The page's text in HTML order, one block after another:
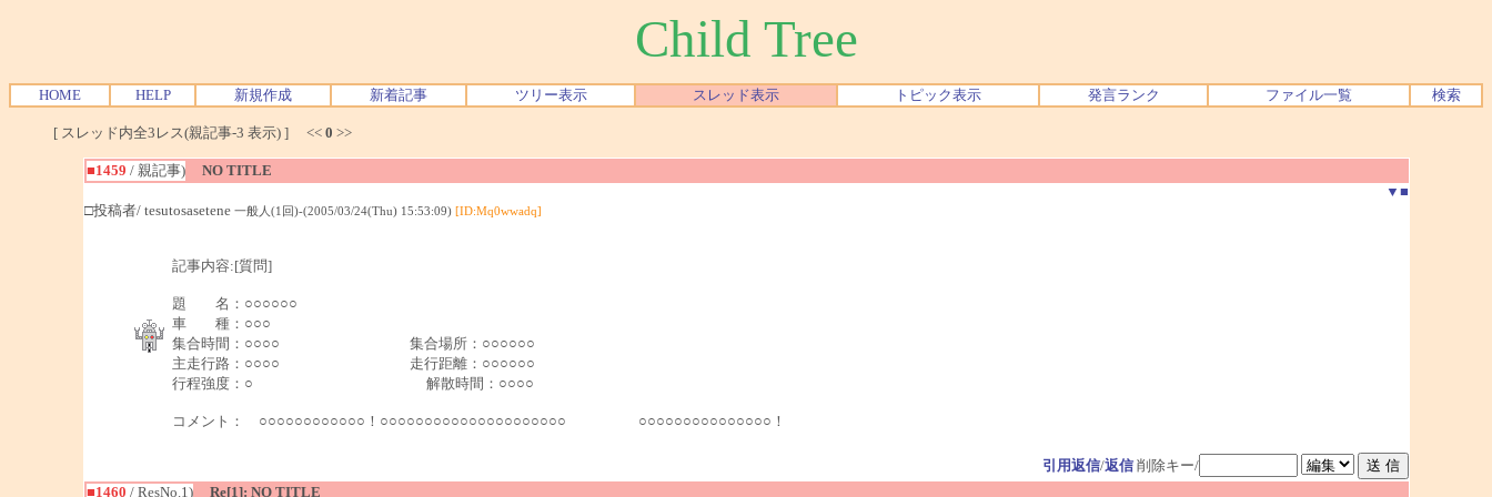
Child Tree
HOME HELP 新規作成 新着記事 ツリー表示 スレッド表示 トピック表示 発言ランク ファイル一覧 検索
[ スレッド内全3レス(親記事-3 表示) ] << 0 >>
■1459 / 親記事)
NO TITLE
▼ ■
□投稿者/ tesutosasetene 一般人(1回)-(2005/03/24(Thu) 15:53:09) [ID:Mq0wwadq]
記事内容:[質問]
題 名：○○○○○○
車 種：○○○
集合時間：○○○○ 集合場所：○○○○○○
主走行路：○○○○ 走行距離：○○○○○○
行程強度：○ 解散時間：○○○○
コメント： ○○○○○○○○○○○○！○○○○○○○○○○○○○○○○○○○○○ ○○○○○○○○○○○○○○○！
引用返信/返信 削除キー/
■1460 / ResNo.1)
Re[1]: NO TITLE